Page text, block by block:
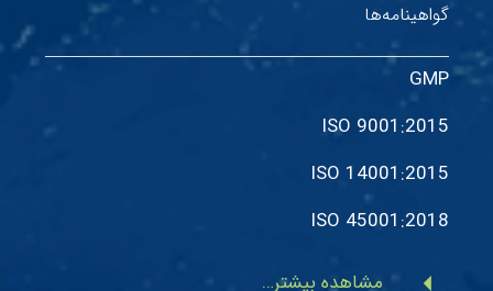
گواهینامه‌ها
GMP
ISO 9001:2015
ISO 14001:2015
ISO 45001:2018
arrow_left مشاهده بیشتر…